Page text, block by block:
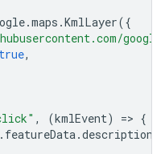
.maps .KmlLayer({
true,
, (kmlEvent) => {
. featureData.description